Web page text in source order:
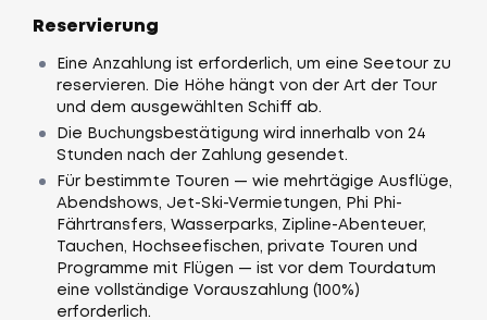
Reservierung
Eine Anzahlung ist erforderlich, um eine Seetour zu
reservieren. Die Höhe hängt von der Art der Tour
und dem ausgewählten Schiff ab.
Die Buchungsbestätigung wird innerhalb von 24
Stunden nach der Zahlung gesendet.
Für bestimmte Touren — wie mehrtägige Ausflüge,
Abendshows, Jet-Ski-Vermietungen, Phi Phi-
Fährtransfers, Wasserparks, Zipline-Abenteuer,
Tauchen, Hochseefischen, private Touren und
Programme mit Flügen — ist vor dem Tourdatum
eine vollständige Vorauszahlung (100%)
erforderlich.